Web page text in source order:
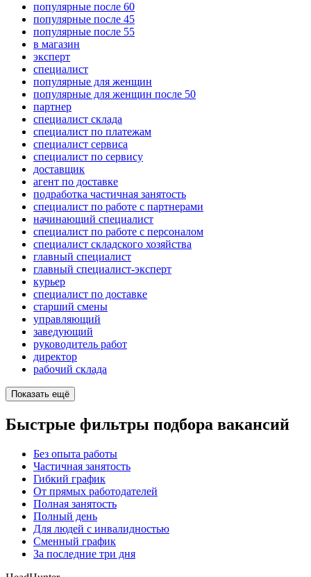
популярные после 60
популярные после 45
популярные после 55
в магазин
эксперт
специалист
популярные для женщин
популярные для женщин после 50
партнер
специалист склада
специалист по платежам
специалист сервиса
специалист по сервису
доставщик
агент по доставке
подработка частичная занятость
специалист по работе с партнерами
начинающий специалист
специалист по работе с персоналом
специалист складского хозяйства
главный специалист
главный специалист-эксперт
курьер
специалист по доставке
старший смены
управляющий
заведующий
руководитель работ
директор
рабочий склада
Показать ещё
Быстрые фильтры подбора вакансий
Без опыта работы
Частичная занятость
Гибкий график
От прямых работодателей
Полная занятость
Полный день
Для людей с инвалидностью
Сменный график
За последние три дня